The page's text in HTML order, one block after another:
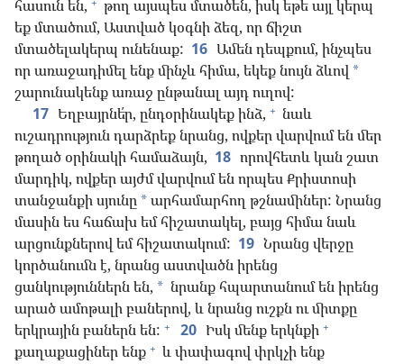
հասուն են,
թող այսպես մտածեն, իսկ եթե այլ կերպ
եք մտածում, Աստված կօգնի ձեզ, որ ճիշտ
մտածելակերպ ունենաք: 16 Ամեն դեպքում, ինչպես
որ առաջադիմել ենք մինչև հիմա, եկեք նույն ձևով *
շարունակենք առաջ ընթանալ այդ ուղով:
17 Եղբայրնե՛ր, ընդօրինակեք ինձ, + նաև
ուշադրություն դարձրեք նրանց, ովքեր վարվում են մեր
թողած օրինակի համաձայն, 18 որովհետև կան շատ
մարդիկ, ովքեր այժմ վարվում են որպես Քրիստոսի
տանջանքի սյունը *արհամարհող թշնամիներ: Նրանց
մասին ես հաճախ եմ հիշատակել, բայց հիմա նաև
արցունքներով եմ հիշատակում: 19 Նրանց վերջը
կործանումն է, նրանց աստվածն իրենց
ցանկություններն են, * նրանք հպարտանում են իրենց
արած ամոթալի բաներով, և նրանց ուշքն ու միտքը
երկրային բաներն են: + 20 Իսկ մենք երկնքի +
քաղաքացիներ ենք + և փափագով փրկչի ենք